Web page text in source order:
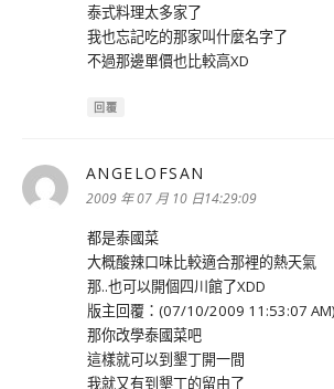
泰式料理太多家了
我也忘記吃的那家叫什麼名字了
不過那邊單價也比較高XD
回覆
ANGELOFSAN
示:
2009 年 07 月 10 日14:29:09
都是泰國菜
大概酸辣口味比較適合那裡的熱天氣
那..也可以開個四川館了XDD
版主回覆：(07/10/2009 11:53:07 AM)
那你改學泰國菜吧
這樣就可以到墾丁開一間
我就又有到墾丁的留由了